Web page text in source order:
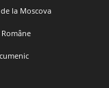
la Moscova